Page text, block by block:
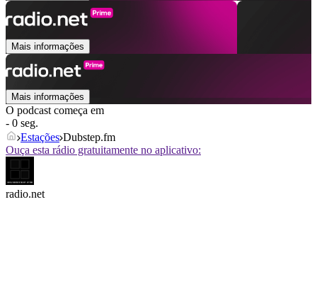
Mais informações
Mais informações
O podcast começa em
- 0 seg.
Estações Dubstep.fm
Ouça esta rádio gratuitamente no aplicativo:
radio.net